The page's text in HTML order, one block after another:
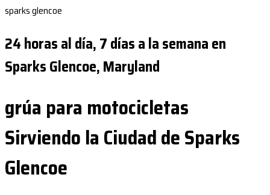
sparks glencoe
24 horas al día, 7 días a la semana en
Sparks Glencoe, Maryland
grúa para motocicletas
Sirviendo la Ciudad de Sparks
Glencoe